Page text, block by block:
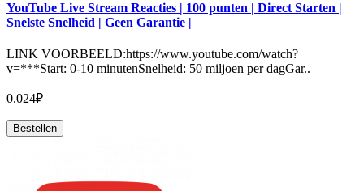
YouTube Live Stream Reacties | 100 punten | Direct Starten |
Snelste Snelheid | Geen Garantie |
LINK VOORBEELD:https://www.youtube.com/watch?
v=***Start: 0-10 minutenSnelheid: 50 miljoen per dagGar..
0.024₽
Bestellen